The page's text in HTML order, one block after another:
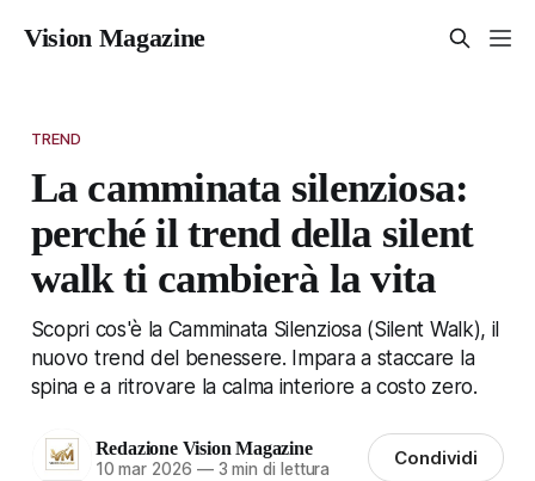
Vision Magazine
TREND
La camminata silenziosa:
perché il trend della silent
walk ti cambierà la vita
Scopri cos'è la Camminata Silenziosa (Silent Walk), il
nuovo trend del benessere. Impara a staccare la
spina e a ritrovare la calma interiore a costo zero.
Redazione Vision Magazine
10 mar 2026 —3 min di lettura Condividi